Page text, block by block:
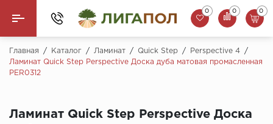
Назад
Ламинат
0 0 0
Главная / Каталог / Ламинат / Quick Step / Perspective 4
/
Ламинат Quick Step Perspective Доска дуба матовая промасленная
PER0312
Ламинат Quick Step Perspective Доска